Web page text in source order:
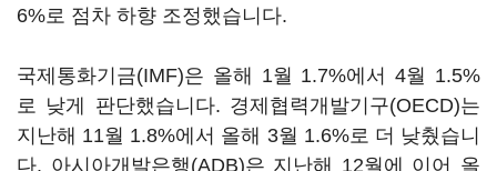
6%로 점차 하향 조정했습니다.
국제통화기금(IMF)은 올해 1월 1.7%에서 4월 1.5%
로 낮게 판단했습니다. 경제협력개발기구(OECD)는
지난해 11월 1.8%에서 올해 3월 1.6%로 더 낮췄습니
다. 아시아개발은행(ADB)은 지난해 12월에 이어 올